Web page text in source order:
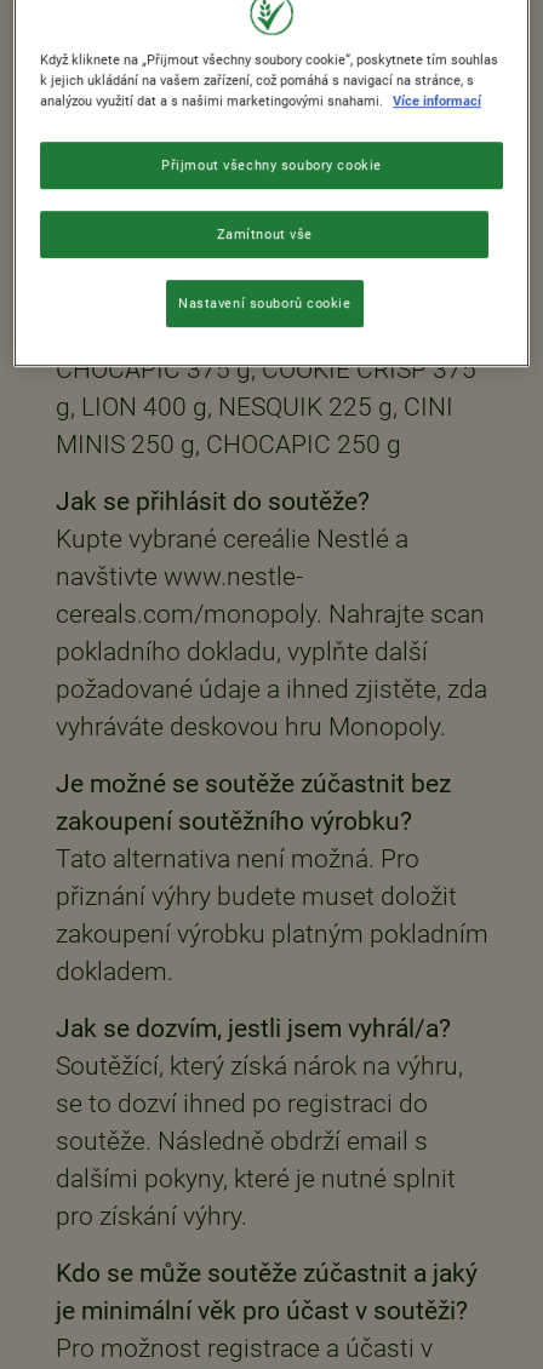
cereálií můžete získat šanci vyhrát
deskovou hru Monopoly.
Soutěž tvoří soubor maximálně 100 ks
deskových her Monopoly.
Které výrobky jsou předmětem této
NESQUIK 375 g, CINI MINIS 375 g,
CHOCAPIC 375 g, COOKIE CRISP 375
g, LION 400 g, NESQUIK 225 g, CINI
MINIS 250 g, CHOCAPIC 250 g
Jak se přihlásit do soutěže?
Kupte vybrané cereálie Nestlé a
navštivte www.nestle-
cereals.com/monopoly. Nahrajte scan
pokladního dokladu, vyplňte další
požadované údaje a ihned zjistěte, zda
vyhráváte deskovou hru Monopoly.
Je možné se soutěže zúčastnit bez
zakoupení soutěžního výrobku?
Tato alternativa není možná. Pro
přiznání výhry budete muset doložit
zakoupení výrobku platným pokladním
dokladem.
Jak se dozvím, jestli jsem vyhrál/a?
Soutěžící, který získá nárok na výhru,
se to dozví ihned po registraci do
soutěže. Následně obdrží email s
dalšími pokyny, které je nutné splnit
pro získání výhry.
Kdo se může soutěže zúčastnit a jaký
je minimální věk pro účast v soutěži?
Pro možnost registrace a účasti v
Když kliknete na „Přijmout všechny soubory cookie“, poskytnete tím souhlas
k jejich ukládání na vašem zařízení, což pomáhá s navigací na stránce, s
analýzou využití dat a s našimi marketingovými snahami.
Více informací
Zamítnout vše
Přijmout všechny soubory cookie
Nastavení souborů cookie